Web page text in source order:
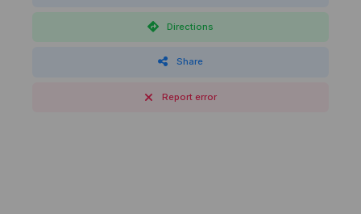
Directions
Share
Report error